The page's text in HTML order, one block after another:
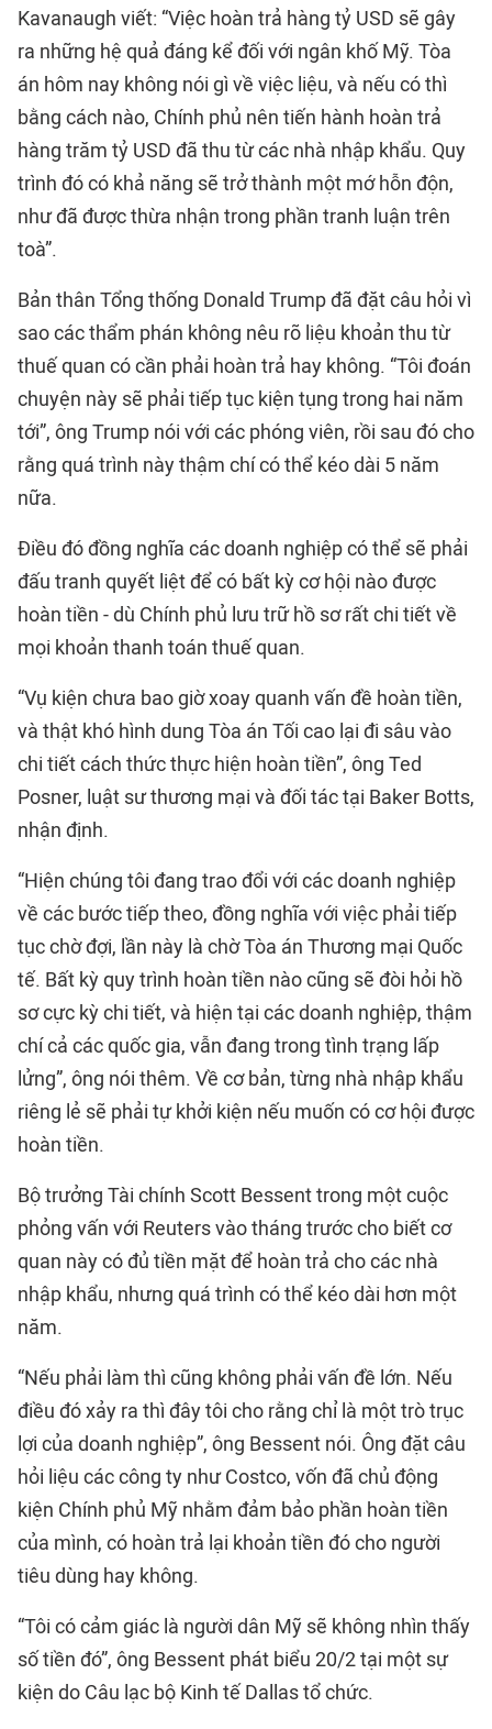
Kavanaugh viết: “Việc hoàn trả hàng tỷ USD sẽ gây
ra những hệ quả đáng kể đối với ngân khố Mỹ. Tòa
án hôm nay không nói gì về việc liệu, và nếu có thì
bằng cách nào, Chính phủ nên tiến hành hoàn trả
hàng trăm tỷ USD đã thu từ các nhà nhập khẩu. Quy
trình đó có khả năng sẽ trở thành một mớ hỗn độn,
như đã được thừa nhận trong phần tranh luận trên
toà”.
Bản thân Tổng thống Donald Trump đã đặt câu hỏi vì
sao các thẩm phán không nêu rõ liệu khoản thu từ
thuế quan có cần phải hoàn trả hay không. “Tôi đoán
chuyện này sẽ phải tiếp tục kiện tụng trong hai năm
tới”, ông Trump nói với các phóng viên, rồi sau đó cho
rằng quá trình này thậm chí có thể kéo dài 5 năm
nữa.
Điều đó đồng nghĩa các doanh nghiệp có thể sẽ phải
đấu tranh quyết liệt để có bất kỳ cơ hội nào được
hoàn tiền - dù Chính phủ lưu trữ hồ sơ rất chi tiết về
mọi khoản thanh toán thuế quan.
“Vụ kiện chưa bao giờ xoay quanh vấn đề hoàn tiền,
và thật khó hình dung Tòa án Tối cao lại đi sâu vào
chi tiết cách thức thực hiện hoàn tiền”, ông Ted
Posner, luật sư thương mại và đối tác tại Baker Botts,
nhận định.
“Hiện chúng tôi đang trao đổi với các doanh nghiệp
về các bước tiếp theo, đồng nghĩa với việc phải tiếp
tục chờ đợi, lần này là chờ Tòa án Thương mại Quốc
tế. Bất kỳ quy trình hoàn tiền nào cũng sẽ đòi hỏi hồ
sơ cực kỳ chi tiết, và hiện tại các doanh nghiệp, thậm
chí cả các quốc gia, vẫn đang trong tình trạng lấp
lửng”, ông nói thêm. Về cơ bản, từng nhà nhập khẩu
riêng lẻ sẽ phải tự khởi kiện nếu muốn có cơ hội được
hoàn tiền.
Bộ trưởng Tài chính Scott Bessent trong một cuộc
phỏng vấn với Reuters vào tháng trước cho biết cơ
quan này có đủ tiền mặt để hoàn trả cho các nhà
nhập khẩu, nhưng quá trình có thể kéo dài hơn một
năm.
“Nếu phải làm thì cũng không phải vấn đề lớn. Nếu
điều đó xảy ra thì đây tôi cho rằng chỉ là một trò trục
lợi của doanh nghiệp”, ông Bessent nói. Ông đặt câu
hỏi liệu các công ty như Costco, vốn đã chủ động
kiện Chính phủ Mỹ nhằm đảm bảo phần hoàn tiền
của mình, có hoàn trả lại khoản tiền đó cho người
tiêu dùng hay không.
“Tôi có cảm giác là người dân Mỹ sẽ không nhìn thấy
số tiền đó”, ông Bessent phát biểu 20/2 tại một sự
kiện do Câu lạc bộ Kinh tế Dallas tổ chức.